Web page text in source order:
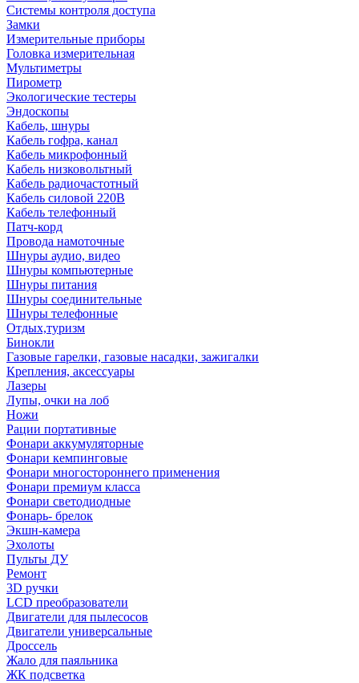
Системы контроля доступа
Замки
Измерительные приборы
Головка измерительная
Мультиметры
Пирометр
Экологические тестеры
Эндоскопы
Кабель, шнуры
Кабель гофра, канал
Кабель микрофонный
Кабель низковольтный
Кабель радиочастотный
Кабель силовой 220В
Кабель телефонный
Патч-корд
Провода намоточные
Шнуры аудио, видео
Шнуры компьютерные
Шнуры питания
Шнуры соединительные
Шнуры телефонные
Отдых,туризм
Бинокли
Газовые гарелки, газовые насадки, зажигалки
Крепления, аксессуары
Лазеры
Лупы, очки на лоб
Ножи
Рации портативные
Фонари аккумуляторные
Фонари кемпинговые
Фонари многостороннего применения
Фонари премиум класса
Фонари светодиодные
Фонарь- брелок
Экшн-камера
Эхолоты
Пульты ДУ
Ремонт
3D ручки
LCD преобразователи
Двигатели для пылесосов
Двигатели универсальные
Дроссель
Жало для паяльника
ЖК подсветка